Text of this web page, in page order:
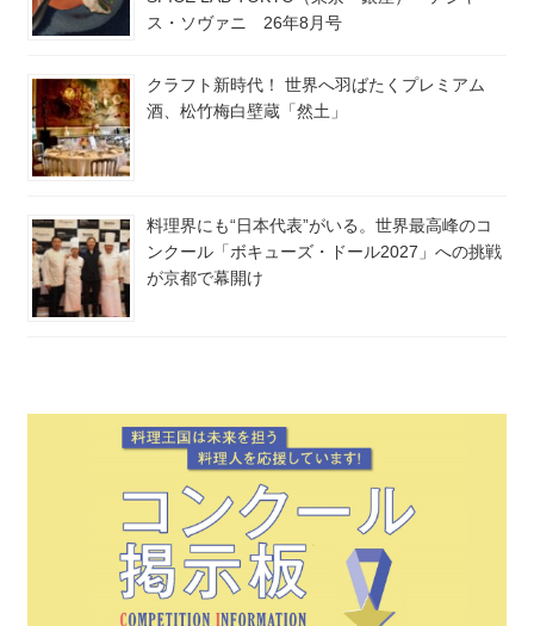
ス・ソヴァニ 26年8月号
クラフト新時代！ 世界へ羽ばたくプレミアム
酒、松竹梅白壁蔵「然土」
料理界にも“日本代表”がいる。世界最高峰のコ
ンクール「ボキューズ・ドール2027」への挑戦
が京都で幕開け